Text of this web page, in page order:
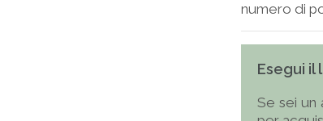
numero di
Esegui il
Se sei un